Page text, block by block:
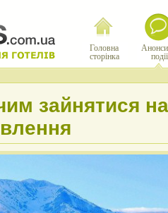
Головна
сторінка
події
зайнятися